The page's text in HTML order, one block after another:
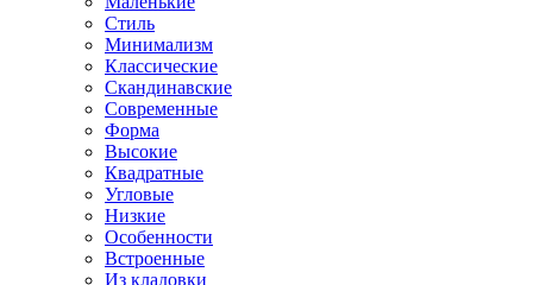
Стиль
Минимализм
Классические
Скандинавские
Современные
Форма
Высокие
Квадратные
Угловые
Низкие
Особенности
Встроенные
Из кладовки